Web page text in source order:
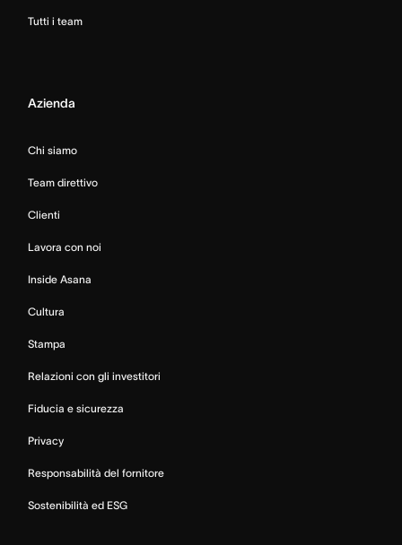
Tutti i team
Azienda
Chi siamo
Team direttivo
Clienti
Lavora con noi
Inside Asana
Cultura
Stampa
Relazioni con gli investitori
Fiducia e sicurezza
Privacy
Responsabilità del fornitore
Sostenibilità ed ESG